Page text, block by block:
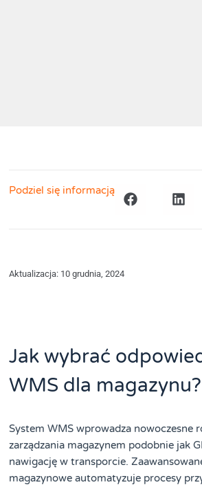
Podziel się informacją
Aktualizacja: 10 grudnia, 2024
Jak wybrać
WMS dla magazynu?
System WMS wprowadza nowoczesne
zarządzania magazynem podobnie jak
nawigację w transporcie.
magazynowe automatyzuje procesy